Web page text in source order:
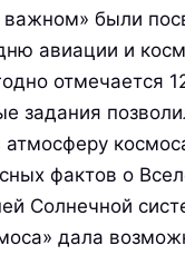
важном» были
авиации и
отмечается
задания
атмосферу
фактов о
Солнечной
дала